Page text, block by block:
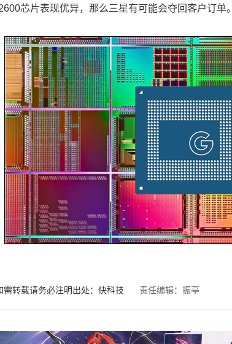
芯片表现优异，那么三星有可能会夺回客户订单。
需转载请务必注明出处：快科技 责任编辑：振亭